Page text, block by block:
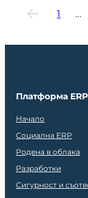
1 …
Платформа
Начало
Социална ERP
Родена в облака
Разработки
Сигурност и